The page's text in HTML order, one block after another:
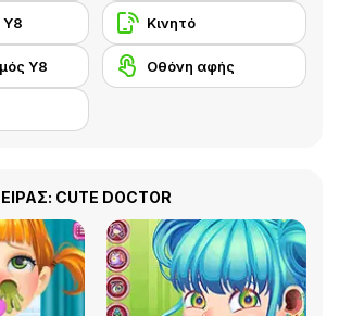
Y8 Κινητό
Y8 Οθόνη αφής
CUTE DOCTOR